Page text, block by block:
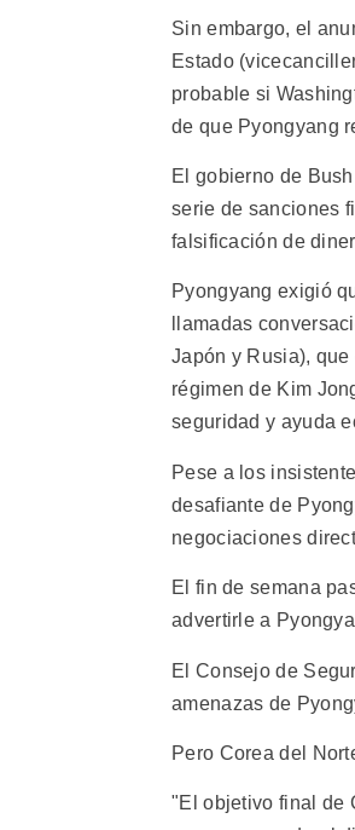
Sin embargo, el
Estado
probable si
de que Pyongyang
El gobierno de
serie de sanciones
falsificación de
Pyongyang exigió
llamadas
Japón y Rusia),
régimen de Kim
seguridad y ayuda
Pese a los
desafiante de
negociaciones
El fin de semana
advertirle a
El Consejo de
amenazas de
Pero Corea del
"El objetivo final de